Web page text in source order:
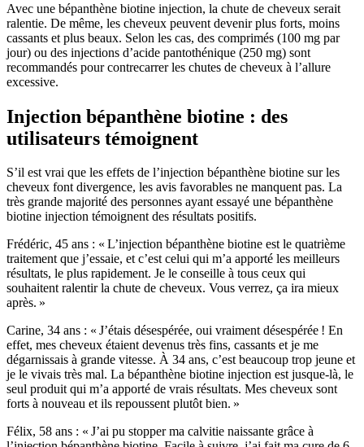
Avec une bépanthène biotine injection, la chute de cheveux serait
ralentie. De même, les cheveux peuvent devenir plus forts, moins
cassants et plus beaux. Selon les cas, des comprimés (100 mg par
jour) ou des injections d’acide pantothénique (250 mg) sont
recommandés pour contrecarrer les chutes de cheveux à l’allure
excessive.
Injection bépanthène biotine : des
utilisateurs témoignent
S’il est vrai que les effets de l’injection bépanthène biotine sur les
cheveux font divergence, les avis favorables ne manquent pas. La
très grande majorité des personnes ayant essayé une bépanthène
biotine injection témoignent des résultats positifs.
Frédéric, 45 ans : « L’injection bépanthène biotine est le quatrième
traitement que j’essaie, et c’est celui qui m’a apporté les meilleurs
résultats, le plus rapidement. Je le conseille à tous ceux qui
souhaitent ralentir la chute de cheveux. Vous verrez, ça ira mieux
après. »
Carine, 34 ans : « J’étais désespérée, oui vraiment désespérée ! En
effet, mes cheveux étaient devenus très fins, cassants et je me
dégarnissais à grande vitesse. À 34 ans, c’est beaucoup trop jeune et
je le vivais très mal. La bépanthène biotine injection est jusque-là, le
seul produit qui m’a apporté de vrais résultats. Mes cheveux sont
forts à nouveau et ils repoussent plutôt bien. »
Félix, 58 ans : « J’ai pu stopper ma calvitie naissante grâce à